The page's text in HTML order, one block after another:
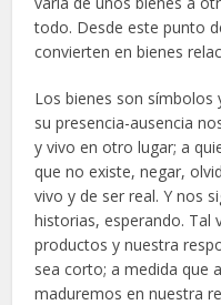
todo. Desde este punto
convierten en bienes
Los bienes son
su presencia-ausencia
y vivo en otro lugar; a
que no existe, negar,
vivo y de ser real. Y nos
historias, esperando. Tal
productos y nuestra
sea corto; a medida que
maduremos en nuestra